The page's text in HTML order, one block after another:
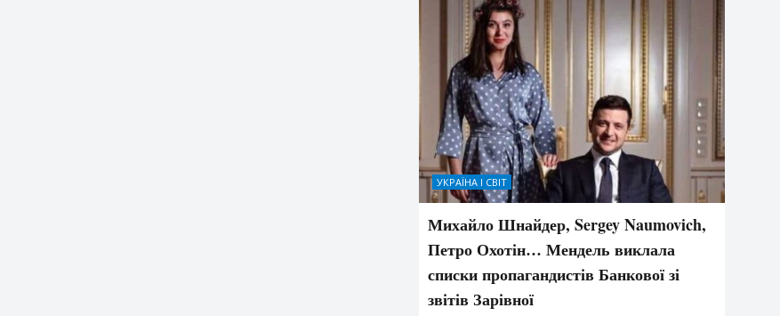
УКРАЇНА І СВІТ
Михайло Шнайдер, Sergey Naumovich,
Петро Охотін… Мендель виклала
списки пропагандистів Банкової зі
звітів Зарівної